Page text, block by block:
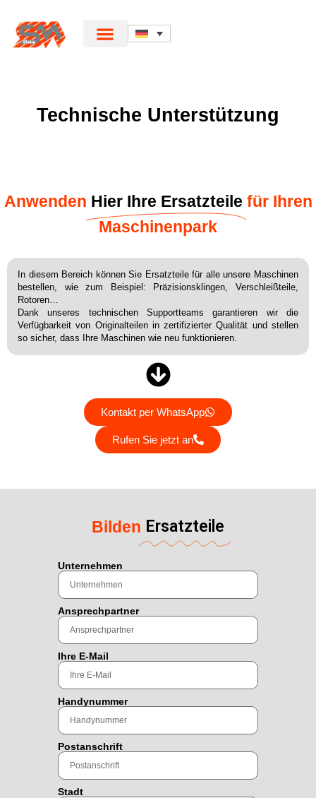
Technische Unterstützung
Anwenden Hier Ihre Ersatzteile für Ihren
Maschinenpark
In diesem Bereich können Sie Ersatzteile für alle unsere Maschinen
bestellen, wie zum Beispiel: Präzisionsklingen, Verschleißteile,
Rotoren…
Dank unseres technischen Supportteams garantieren wir die
Verfügbarkeit von Originalteilen in zertifizierter Qualität und stellen
so sicher, dass Ihre Maschinen wie neu funktionieren.
Kontakt per WhatsApp
Rufen Sie jetzt an
Bilden Ersatzteile
Unternehmen
Ansprechpartner
Ihre E-Mail
Handynummer
Postanschrift
Stadt